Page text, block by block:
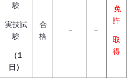
験
実技試
験
（1
日）
合
格
− −
免
許
取
得